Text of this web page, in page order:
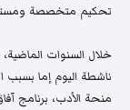
تحكيم متخصصة
خلال السنوات
ناشطة اليوم إما بسبب
منحة الأدب، برنامج